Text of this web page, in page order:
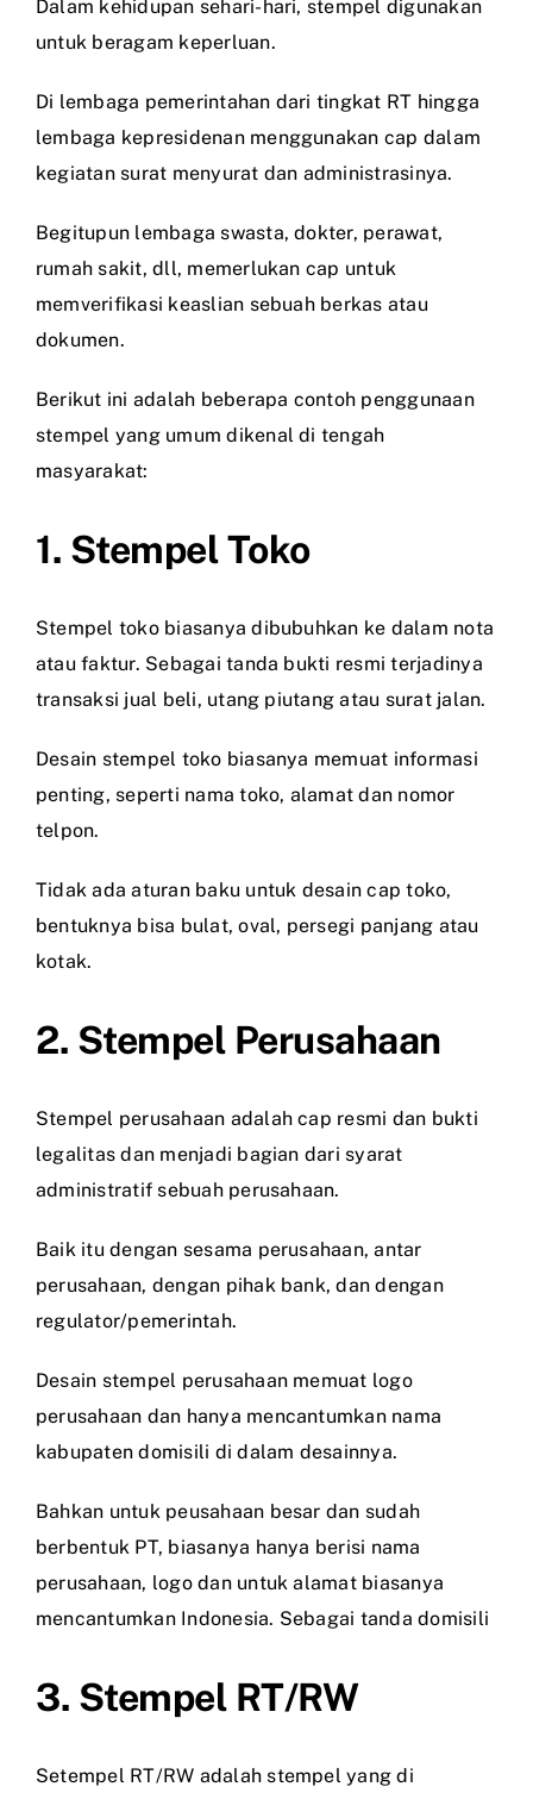
Dalam kehidupan sehari-hari, stempel digunakan
untuk beragam keperluan.
Di lembaga pemerintahan dari tingkat RT hingga
lembaga kepresidenan menggunakan cap dalam
kegiatan surat menyurat dan administrasinya.
Begitupun lembaga swasta, dokter, perawat,
rumah sakit, dll, memerlukan cap untuk
memverifikasi keaslian sebuah berkas atau
dokumen.
Berikut ini adalah beberapa contoh penggunaan
stempel yang umum dikenal di tengah
masyarakat:
1. Stempel Toko
Stempel toko biasanya dibubuhkan ke dalam nota
atau faktur. Sebagai tanda bukti resmi terjadinya
transaksi jual beli, utang piutang atau surat jalan.
Desain stempel toko biasanya memuat informasi
penting, seperti nama toko, alamat dan nomor
telpon.
Tidak ada aturan baku untuk desain cap toko,
bentuknya bisa bulat, oval, persegi panjang atau
kotak.
2. Stempel Perusahaan
Stempel perusahaan adalah cap resmi dan bukti
legalitas dan menjadi bagian dari syarat
administratif sebuah perusahaan.
Baik itu dengan sesama perusahaan, antar
perusahaan, dengan pihak bank, dan dengan
regulator/pemerintah.
Desain stempel perusahaan memuat logo
perusahaan dan hanya mencantumkan nama
kabupaten domisili di dalam desainnya.
Bahkan untuk peusahaan besar dan sudah
berbentuk PT, biasanya hanya berisi nama
perusahaan, logo dan untuk alamat biasanya
mencantumkan Indonesia. Sebagai tanda domisili
3. Stempel RT/RW
Setempel RT/RW adalah stempel yang di